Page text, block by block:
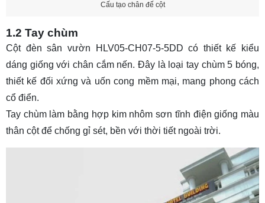
Cấu tạo chân đế cột
1.2 Tay chùm
Cột đèn sân vườn HLV05-CH07-5-5DD có thiết kế kiểu
dáng giống với chân cắm nến. Đây là loại tay chùm 5 bóng,
thiết kế đối xứng và uốn cong mềm mại, mang phong cách
cổ điển.
Tay chùm làm bằng hợp kim nhôm sơn tĩnh điện giống màu
thân cột để chống gỉ sét, bền với thời tiết ngoài trời.